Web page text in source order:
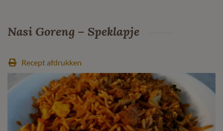
Nasi Goreng – Speklapje
Recept afdrukken